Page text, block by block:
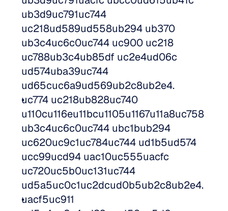
ub3d9uc791uc744
uc218ud589ud558ub294 ub370
ub3c4uc6c0uc744 uc900 uc218
uc788ub3c4ub85df uc2e4ud06c
ud574uba39uc744
ud65cuc6a9ud569ub2c8ub2e4.
uc774 uc218ub828uc740
u110cu116eu11bcu1105u1167u11a8uc758
ub3c4uc6c0uc744 ubc1bub294
uc620uc9c1uc784uc744 ud1b5ud574
ucc99ucd94 uac10uc555uacfc
uc720uc5b0uc131uc744
ud5a5uc0c1uc2dcud0b5ub2c8ub2e4.
uacf5uc911